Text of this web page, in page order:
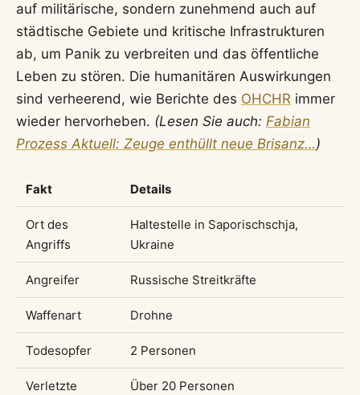
auf militärische, sondern zunehmend auch auf
städtische Gebiete und kritische Infrastrukturen
ab, um Panik zu verbreiten und das öffentliche
Leben zu stören. Die humanitären Auswirkungen
sind verheerend, wie Berichte des OHCHR immer
wieder hervorheben. (Lesen Sie auch: Fabian
Prozess Aktuell: Zeuge enthüllt neue Brisanz…)
Fakt Details
Ort des
Angriffs
Haltestelle in Saporischschja,
Ukraine
Angreifer Russische Streitkräfte
Waffenart Drohne
Todesopfer 2 Personen
Verletzte Über 20 Personen